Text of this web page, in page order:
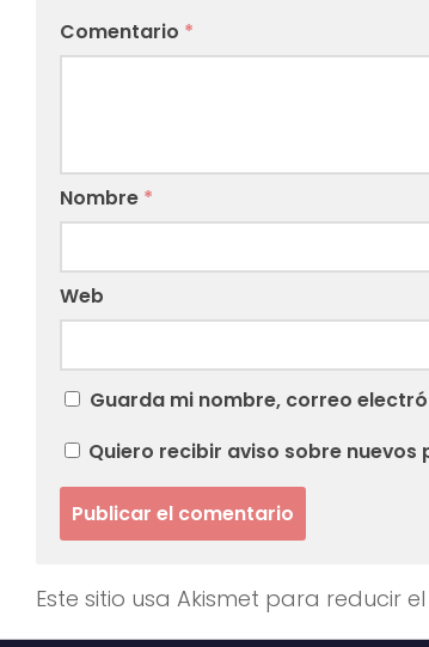
Comentario *
Nombre *
Web
Guarda mi nombre, correo
Quiero recibir aviso sobre nuevos
Este sitio usa Akismet para reducir